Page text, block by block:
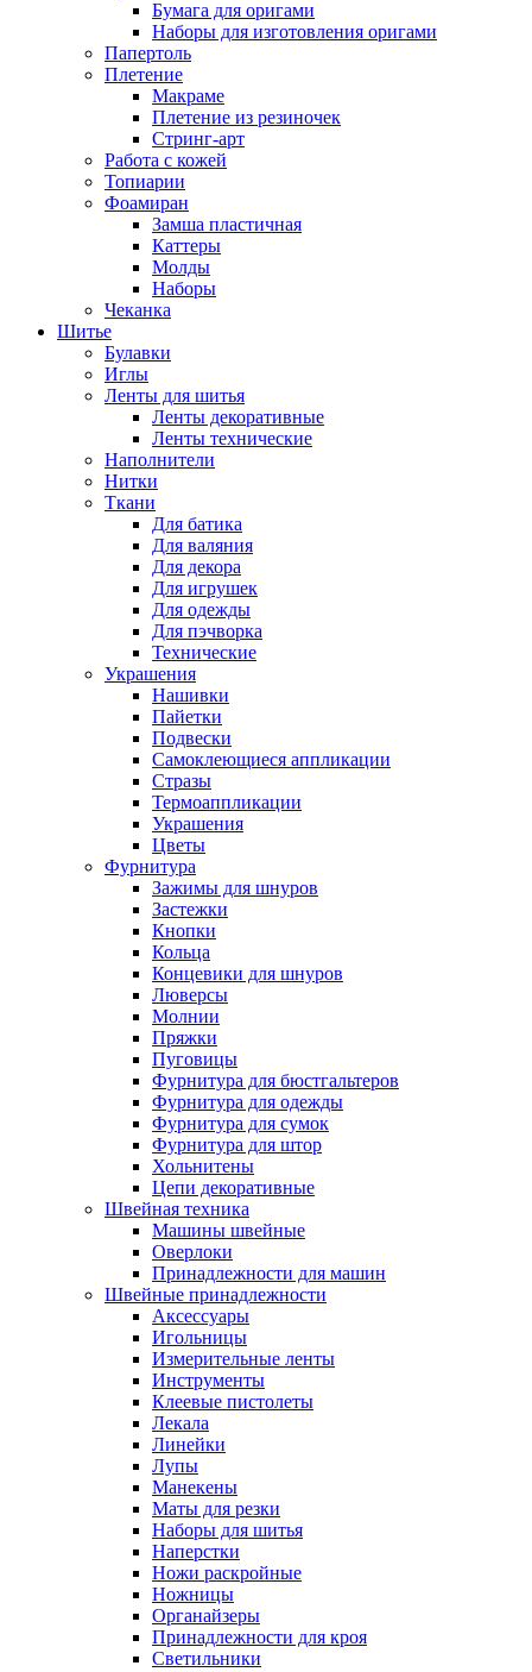
Бумага для оригами
Наборы для изготовления оригами
Папертоль
Плетение
Макраме
Плетение из резиночек
Стринг-арт
Работа с кожей
Топиарии
Фоамиран
Замша пластичная
Каттеры
Молды
Наборы
Чеканка
Шитье
Булавки
Иглы
Ленты для шитья
Ленты декоративные
Ленты технические
Наполнители
Нитки
Ткани
Для батика
Для валяния
Для декора
Для игрушек
Для одежды
Для пэчворка
Технические
Украшения
Нашивки
Пайетки
Подвески
Самоклеющиеся аппликации
Стразы
Термоаппликации
Украшения
Цветы
Фурнитура
Зажимы для шнуров
Застежки
Кнопки
Кольца
Концевики для шнуров
Люверсы
Молнии
Пряжки
Пуговицы
Фурнитура для бюстгальтеров
Фурнитура для одежды
Фурнитура для сумок
Фурнитура для штор
Хольнитены
Цепи декоративные
Швейная техника
Машины швейные
Оверлоки
Принадлежности для машин
Швейные принадлежности
Аксессуары
Игольницы
Измерительные ленты
Инструменты
Клеевые пистолеты
Лекала
Линейки
Лупы
Манекены
Маты для резки
Наборы для шитья
Наперстки
Ножи раскройные
Ножницы
Органайзеры
Принадлежности для кроя
Светильники